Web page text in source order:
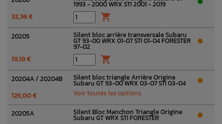
1993 - 2000 WRX STI 2001 - 2019
32,36 € 
20205 Silent bloc arrière transversale Subaru
GT 93-00 WRX 01-07 STI 01-04 FORESTER
97-02
19,18 € 
20204A / 20204B Silent bloc triangle Arrière Origine
Subaru GT 93-00 WRX 03-07 STI 03-04
125,00 € Voir toutes les options
20205A Silent Bloc Manchon Triangle Origine
Subaru GT WRX STI FORESTER